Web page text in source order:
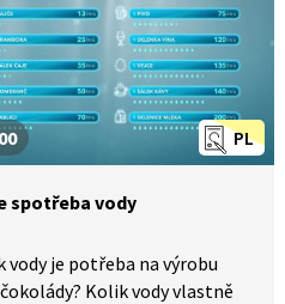
PL
spotřeba vody
vody je potřeba na výrobu
Kolik vody vlastně